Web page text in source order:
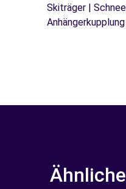
Skiträger |